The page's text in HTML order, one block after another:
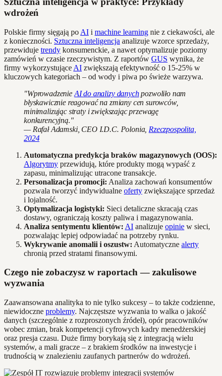
wdrożeń
Polskie firmy sięgają po AI i machine learning nie z ciekawości, ale
z konieczności. Sztuczna inteligencja analizuje wzorce sprzedaży,
przewiduje trendy konsumenckie, a nawet optymalizuje poziomy
zamówień w czasie rzeczywistym. Z raportów GUS wynika, że
firmy wykorzystujące AI zwiększają efektywność o 15-25% w
kluczowych kategoriach – od wody i piwa po świeże warzywa.
"Wprowadzenie AI do analizy danychpozwoliło nam
błyskawicznie reagować na zmiany cen surowców,
minimalizując straty i zwiększając przewagę
konkurencyjną."
— Rafał Adamski, CEO I.D.C. Polonia, Rzeczpospolita,
2024
Automatyczna predykcja braków magazynowych (OOS):
Algorytmy przewidują, które produkty mogą wypaść z
zapasu, minimalizując utracone transakcje.
Personalizacja promocji: Analiza zachowań konsumentów
pozwala tworzyć indywidualne oferty zwiększające sprzedaż
i lojalność.
Optymalizacja logistyki: Sieci detaliczne skracają czas
dostawy, ograniczają koszty paliwa i magazynowania.
Analiza sentymentu klientów: AI analizuje opinie w sieci,
pozwalając lepiej odpowiadać na potrzeby rynku.
Wykrywanie anomalii i oszustw: Automatyczne alerty
chronią przed stratami finansowymi.
Czego nie zobaczysz w raportach — zakulisowe
wyzwania
Zaawansowana analityka to nie tylko sukcesy – to także codzienne,
niewidoczne problemy. Najczęstsze wyzwania to walka o jakość
danych (szczególnie z rozproszonych źródeł), opór pracowników
wobec zmian, brak kompetencji cyfrowych kadry menedżerskiej
oraz presja czasu. Duże firmy borykają się z integracją wielu
systemów, a mali gracze – z brakiem środków na inwestycje i
trudnością w znalezieniu zaufanych partnerów do wdrożeń.